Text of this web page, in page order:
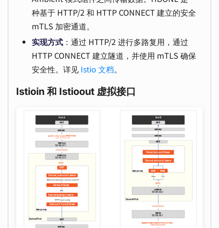
种基于 HTTP/2 和 HTTP CONNECT 建立的安全
mTLS 加密通道。
实现方式 ：通过 HTTP/2 进行多路复用，通过
HTTP CONNECT 建立隧道，并使用 mTLS 确保
安全性。详见 Istio 文档。
Istioin 和 Istioout 虚拟接口